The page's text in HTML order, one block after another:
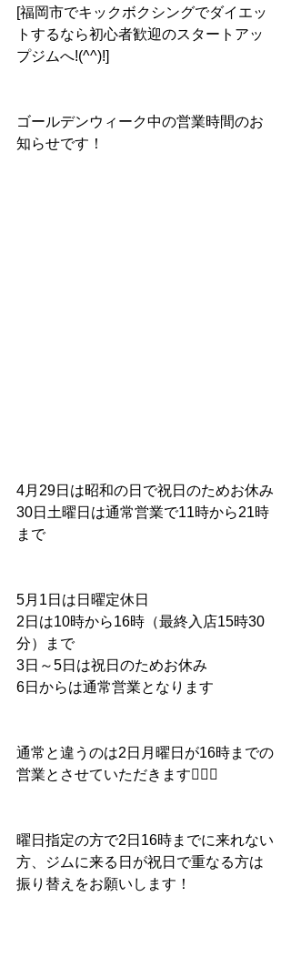
[福岡市でキックボクシングでダイエッ
トするなら初心者歓迎のスタートアッ
プジムへ!(^^)!]
ゴールデンウィーク中の営業時間のお
知らせです！
4月29日は昭和の日で祝日のためお休み
30日土曜日は通常営業で11時から21時
まで
5月1日は日曜定休日
2日は10時から16時（最終入店15時30
分）まで
3日～5日は祝日のためお休み
6日からは通常営業となります
通常と違うのは2日月曜日が16時までの
営業とさせていただきます🙇🏻‍♂️
曜日指定の方で2日16時までに来れない
方、ジムに来る日が祝日で重なる方は
振り替えをお願いします！